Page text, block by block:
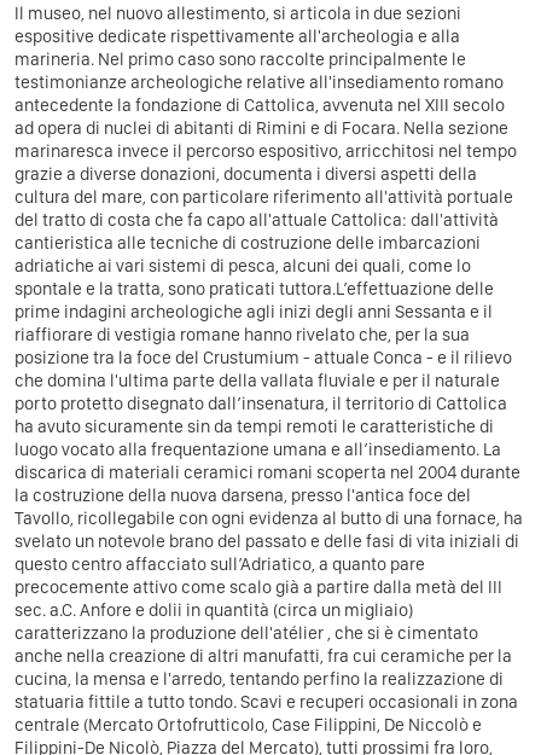
Il museo, nel nuovo allestimento, si articola in due sezioni
espositive dedicate rispettivamente all'archeologia e alla
marineria. Nel primo caso sono raccolte principalmente le
testimonianze archeologiche relative all'insediamento romano
antecedente la fondazione di Cattolica, avvenuta nel XIII secolo
ad opera di nuclei di abitanti di Rimini e di Focara. Nella sezione
marinaresca invece il percorso espositivo, arricchitosi nel tempo
grazie a diverse donazioni, documenta i diversi aspetti della
cultura del mare, con particolare riferimento all'attività portuale
del tratto di costa che fa capo all'attuale Cattolica: dall'attività
cantieristica alle tecniche di costruzione delle imbarcazioni
adriatiche ai vari sistemi di pesca, alcuni dei quali, come lo
spontale e la tratta, sono praticati tuttora.L’effettuazione delle
prime indagini archeologiche agli inizi degli anni Sessanta e il
riaffiorare di vestigia romane hanno rivelato che, per la sua
posizione tra la foce del Crustumium - attuale Conca - e il rilievo
che domina l'ultima parte della vallata fluviale e per il naturale
porto protetto disegnato dall’insenatura, il territorio di Cattolica
ha avuto sicuramente sin da tempi remoti le caratteristiche di
luogo vocato alla frequentazione umana e all’insediamento. La
discarica di materiali ceramici romani scoperta nel 2004 durante
la costruzione della nuova darsena, presso l'antica foce del
Tavollo, ricollegabile con ogni evidenza al butto di una fornace, ha
svelato un notevole brano del passato e delle fasi di vita iniziali di
questo centro affacciato sull’Adriatico, a quanto pare
precocemente attivo come scalo già a partire dalla metà del III
sec. a.C. Anfore e dolii in quantità (circa un migliaio)
caratterizzano la produzione dell'atélier , che si è cimentato
anche nella creazione di altri manufatti, fra cui ceramiche per la
cucina, la mensa e l'arredo, tentando perfino la realizzazione di
statuaria fittile a tutto tondo. Scavi e recuperi occasionali in zona
centrale (Mercato Ortofrutticolo, Case Filippini, De Niccolò e
Filippini-De Nicolò, Piazza del Mercato), tutti prossimi fra loro,